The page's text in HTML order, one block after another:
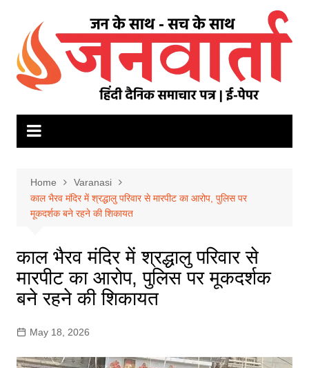
content
Home
Varanasi
काल भैरव मंदिर में श्रद्धालु परिवार से मारपीट का आरोप, पुलिस पर
मूकदर्शक बने रहने की शिकायत
काल भैरव मंदिर में श्रद्धालु परिवार से
मारपीट का आरोप, पुलिस पर मूकदर्शक
बने रहने की शिकायत
May 18, 2026